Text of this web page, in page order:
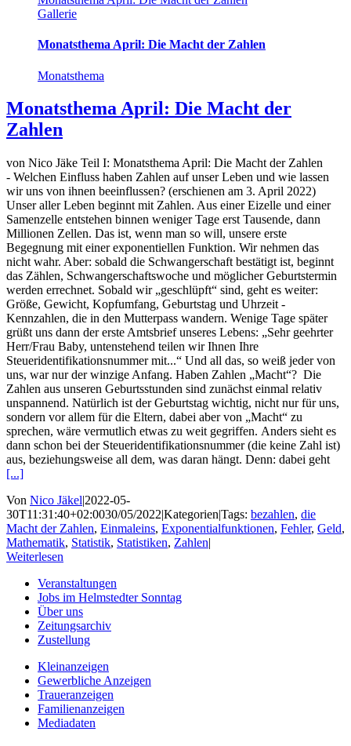
Gallerie
Monatsthema April: Die Macht der Zahlen
Monatsthema
Monatsthema April: Die Macht der
Zahlen
von Nico Jäke Teil I: Monatsthema April: Die Macht der Zahlen
- Welchen Einfluss haben Zahlen auf unser Leben und wie lassen
wir uns von ihnen beeinflussen? (erschienen am 3. April 2022)
Unser aller Leben beginnt mit Zahlen. Aus einer Eizelle und einer
Samenzelle entstehen binnen weniger Tage erst Tausende, dann
Millionen Zellen. Das ist, wenn man so will, unsere erste
Begegnung mit einer exponentiellen Funktion. Wir nehmen das
nicht wahr. Aber: sobald die Schwangerschaft bestätigt ist, beginnt
das Zählen, Schwangerschaftswoche und möglicher Geburtstermin
werden errechnet. Sobald wir „geschlüpft“ sind, geht es weiter:
Größe, Gewicht, Kopfumfang, Geburtstag und Uhrzeit -
Kennzahlen, die in den Mutterpass wandern. Wenige Tage später
grüßt uns dann der erste Amtsbrief unseres Lebens: „Sehr geehrter
Herr/Frau Baby, untenstehend teilen wir Ihnen Ihre
Steueridentifikationsnummer mit...“ Und all das, so weiß jeder von
uns, war nur der winzige Anfang. Haben Zahlen „Macht“? Die
Zahlen aus unseren Geburtsstunden sind zunächst einmal relativ
unspannend. Natürlich ist der Geburtstag wichtig, nicht nur für uns,
sondern vor allem für die Eltern, dabei aber von „Macht“ zu
sprechen, wäre vermutlich etwas zu weit gegriffen. Anders sieht es
dann schon bei der Steueridentifikationsnummer (die keine Zahl ist)
aus, beziehungsweise all dem, was daran hängt. Denn: dabei geht
[...]
Von Nico Jäkel|2022-05-
30T11:31:40+02:0030/05/2022|Kategorien|Tags: bezahlen, die
Macht der Zahlen, Einmaleins, Exponentialfunktionen, Fehler, Geld,
Mathematik, Statistik, Statistiken, Zahlen|
Weiterlesen
Veranstaltungen
Jobs im Helmstedter Sonntag
Über uns
Zeitungsarchiv
Zustellung
Kleinanzeigen
Gewerbliche Anzeigen
Traueranzeigen
Familienanzeigen
Mediadaten